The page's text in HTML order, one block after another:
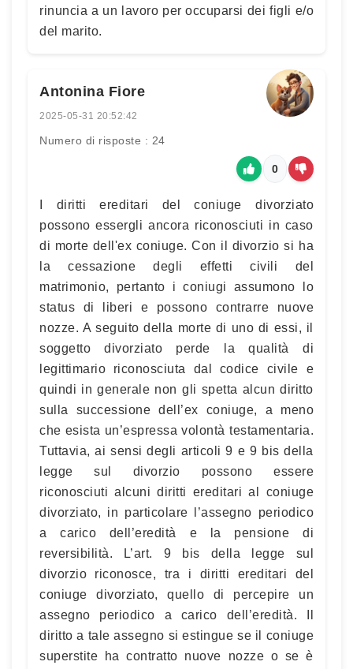
rinuncia a un lavoro per occuparsi dei figli e/o
del marito.
Antonina Fiore
2025-05-31 20:52:42
Numero di risposte : 24
0
I diritti ereditari del coniuge divorziato
possono essergli ancora riconosciuti in caso
di morte dell'ex coniuge. Con il divorzio si ha
la cessazione degli effetti civili del
matrimonio, pertanto i coniugi assumono lo
status di liberi e possono contrarre nuove
nozze. A seguito della morte di uno di essi, il
soggetto divorziato perde la qualità di
legittimario riconosciuta dal codice civile e
quindi in generale non gli spetta alcun diritto
sulla successione dell’ex coniuge, a meno
che esista un’espressa volontà testamentaria.
Tuttavia, ai sensi degli articoli 9 e 9 bis della
legge sul divorzio possono essere
riconosciuti alcuni diritti ereditari al coniuge
divorziato, in particolare l’assegno periodico
a carico dell’eredità e la pensione di
reversibilità. L’art. 9 bis della legge sul
divorzio riconosce, tra i diritti ereditari del
coniuge divorziato, quello di percepire un
assegno periodico a carico dell’eredità. Il
diritto a tale assegno si estingue se il coniuge
superstite ha contratto nuove nozze o se è